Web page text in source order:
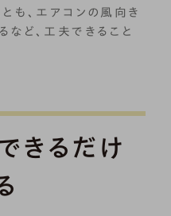
も、エアコンの風向き
など、工夫できること
きるだけ